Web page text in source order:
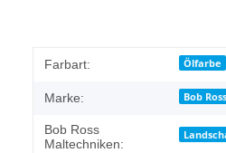
Farbart: Ölfarbe
Marke: Bob Ross
Bob Ross
Maltechniken: